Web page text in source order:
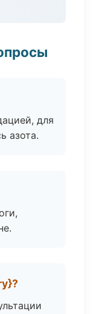
для
азота.